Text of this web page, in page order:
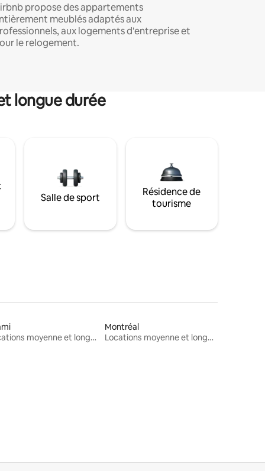
propose des appartements
meublés adaptés aux
aux logements d'entreprise et
le relogement.
longue durée
Salle de sport
Résidence de
tourisme
Locations moyenne et longue durée
Montréal
Locations moyenne et longue durée